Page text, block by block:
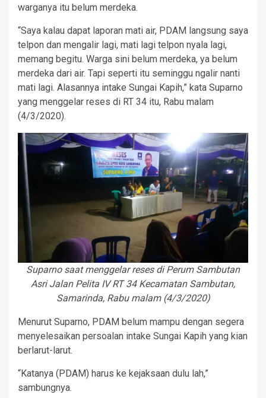
warganya itu belum merdeka.
“Saya kalau dapat laporan mati air, PDAM langsung saya
telpon dan mengalir lagi, mati lagi telpon nyala lagi,
memang begitu. Warga sini belum merdeka, ya belum
merdeka dari air. Tapi seperti itu seminggu ngalir nanti
mati lagi. Alasannya intake Sungai Kapih,” kata Suparno
yang menggelar reses di RT 34 itu, Rabu malam
(4/3/2020).
Suparno saat menggelar reses di Perum Sambutan
Asri Jalan Pelita IV RT 34 Kecamatan Sambutan,
Samarinda, Rabu malam (4/3/2020)
Menurut Suparno, PDAM belum mampu dengan segera
menyelesaikan persoalan intake Sungai Kapih yang kian
berlarut-larut.
“Katanya (PDAM) harus ke kejaksaan dulu lah,”
sambungnya.